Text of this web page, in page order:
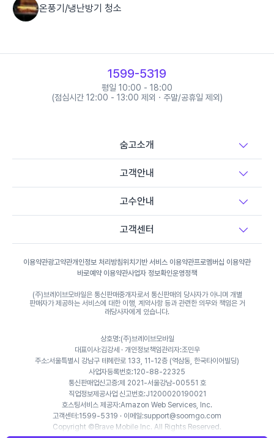
온풍기/냉난방기 청소
소파 청소
1599-5319
평일 10:00 - 18:00
(점심시간 12:00 - 13:00 제외 · 주말/공휴일 제외)
숨고소개
고객안내
고수안내
고객센터
이용약관광고약관개인정보 처리방침위치기반 서비스 이용약관프로멤버십 이용약관
바로예약 이용약관사업자 정보확인운영정책
(주)브레이브모바일은 통신판매중개자로서 통신판매의 당사자가 아니며 개별
판매자가 제공하는 서비스에 대한 이행, 계약사항 등과 관련한 의무와 책임은 거
래당사자에게 있습니다.
상호명:(주)브레이브모바일
대표이사:김강세 · 개인정보책임관리자:조민우
주소:서울특별시 강남구 테헤란로 133, 11-12층 (역삼동, 한국타이어빌딩)
사업자등록번호:120-88-22325
통신판매업신고증:제 2021-서울강남-00551 호
직업정보제공사업 신고번호:J1200020190021
호스팅서비스 제공자:Amazon Web Services, Inc.
고객센터:1599-5319 · 이메일:support@soomgo.com
Copyright ©Brave Mobile Inc. All Rights Reserved.